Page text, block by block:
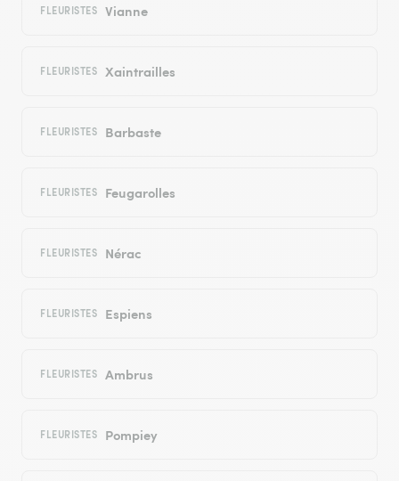
FLEURISTES Vianne
FLEURISTES Xaintrailles
FLEURISTES Barbaste
FLEURISTES Feugarolles
FLEURISTES Nérac
FLEURISTES Espiens
FLEURISTES Ambrus
FLEURISTES Pompiey